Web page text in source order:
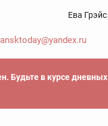
Ева Грэйс
Будьте в курсе дневных